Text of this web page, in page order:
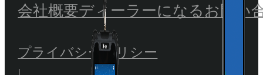
会社概要ディーラーになるお問い
プライバシーポリシー